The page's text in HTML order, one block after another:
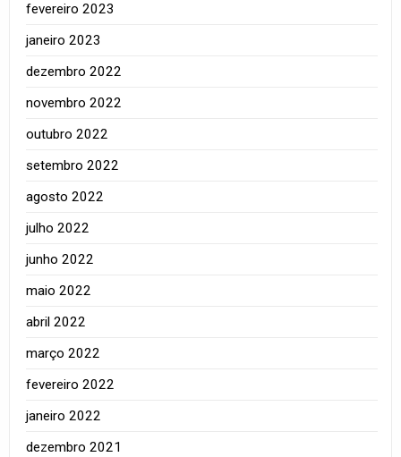
fevereiro 2023
janeiro 2023
dezembro 2022
novembro 2022
outubro 2022
setembro 2022
agosto 2022
julho 2022
junho 2022
maio 2022
abril 2022
março 2022
fevereiro 2022
janeiro 2022
dezembro 2021